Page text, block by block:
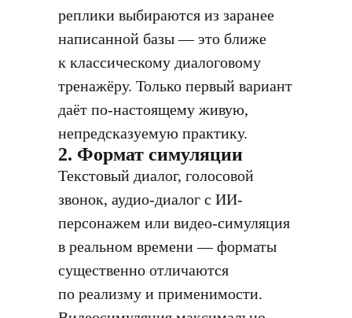
реплики выбираются из заранее
написанной базы — это ближе
к классическому диалоговому
тренажёру. Только первый вариант
даёт по-настоящему живую,
непредсказуемую практику.
2. Формат симуляции
Текстовый диалог, голосовой
звонок, аудио-диалог с ИИ-
персонажем или видео-симуляция
в реальном времени — форматы
существенно отличаются
по реализму и применимости.